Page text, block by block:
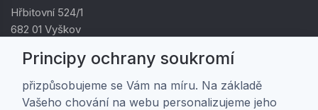
Hřbitovní 524/1
682 01 Vyškov
DIČ: CZ01805878
Principy ochrany soukromí
přizpůsobujeme se Vám na míru. Na základě
Vašeho chování na webu personalizujeme jeho